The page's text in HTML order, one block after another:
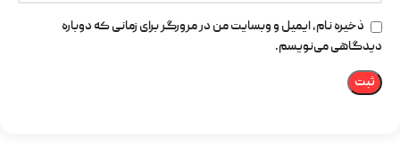
ذخیره نام، ایمیل و وبسایت من در مرورگر برای زمانی که دوباره
دیدگاهی می‌نویسم.